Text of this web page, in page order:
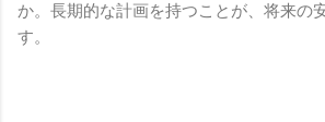
か。長期的な計画を持つことが、将来の
す。